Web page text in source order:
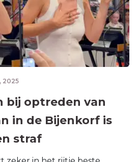
2025
bij optreden van
in de Bijenkorf is
straf